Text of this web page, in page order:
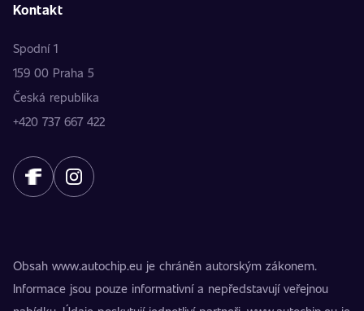
Kontakt
Spodní 1
159 00 Praha 5
Česká republika
+420 737 667 422
Obsah www.autochip.eu je chráněn autorským zákonem.
Informace jsou pouze informativní a nepředstavují veřejnou